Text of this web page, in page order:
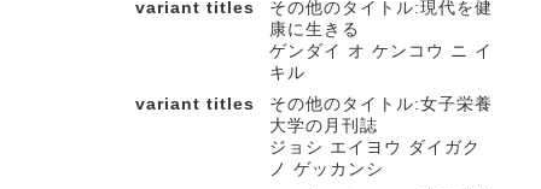
variant titles
その他のタイトル:現代を健
康に生きる
ゲンダイ オ ケンコウ ニ イ
キル
variant titles
その他のタイトル:女子栄養
大学の月刊誌
ジョシ エイヨウ ダイガク
ノ ゲッカンシ